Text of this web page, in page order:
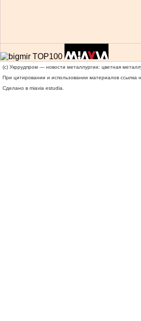
(c) Укррудпром — новости металлургии: цветная
При цитировании и использовании материалов ссылка
Сделано в miavia estudia.